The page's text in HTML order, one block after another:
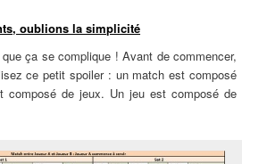
oublions la simplicité
ça se complique ! Avant de commencer,
ce petit spoiler : un match est composé
composé de jeux. Un jeu est composé de